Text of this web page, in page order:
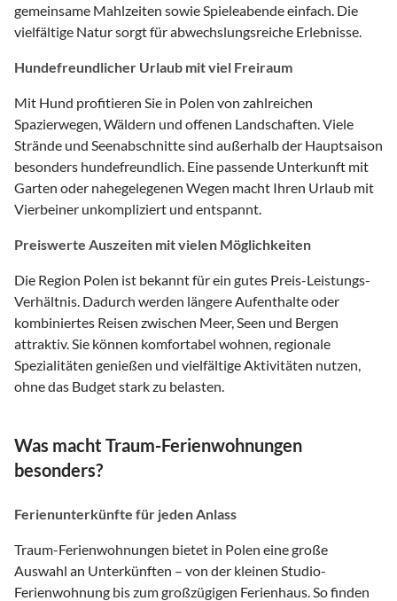
gemeinsame Mahlzeiten sowie Spieleabende einfach. Die
vielfältige Natur sorgt für abwechslungsreiche Erlebnisse.
Hundefreundlicher Urlaub mit viel Freiraum
Mit Hund profitieren Sie in Polen von zahlreichen
Spazierwegen, Wäldern und offenen Landschaften. Viele
Strände und Seenabschnitte sind außerhalb der Hauptsaison
besonders hundefreundlich. Eine passende Unterkunft mit
Garten oder nahegelegenen Wegen macht Ihren Urlaub mit
Vierbeiner unkompliziert und entspannt.
Preiswerte Auszeiten mit vielen Möglichkeiten
Die Region Polen ist bekannt für ein gutes Preis-Leistungs-
Verhältnis. Dadurch werden längere Aufenthalte oder
kombiniertes Reisen zwischen Meer, Seen und Bergen
attraktiv. Sie können komfortabel wohnen, regionale
Spezialitäten genießen und vielfältige Aktivitäten nutzen,
ohne das Budget stark zu belasten.
Was macht Traum-Ferienwohnungen
besonders?
Ferienunterkünfte für jeden Anlass
Traum-Ferienwohnungen bietet in Polen eine große
Auswahl an Unterkünften – von der kleinen Studio-
Ferienwohnung bis zum großzügigen Ferienhaus. So finden